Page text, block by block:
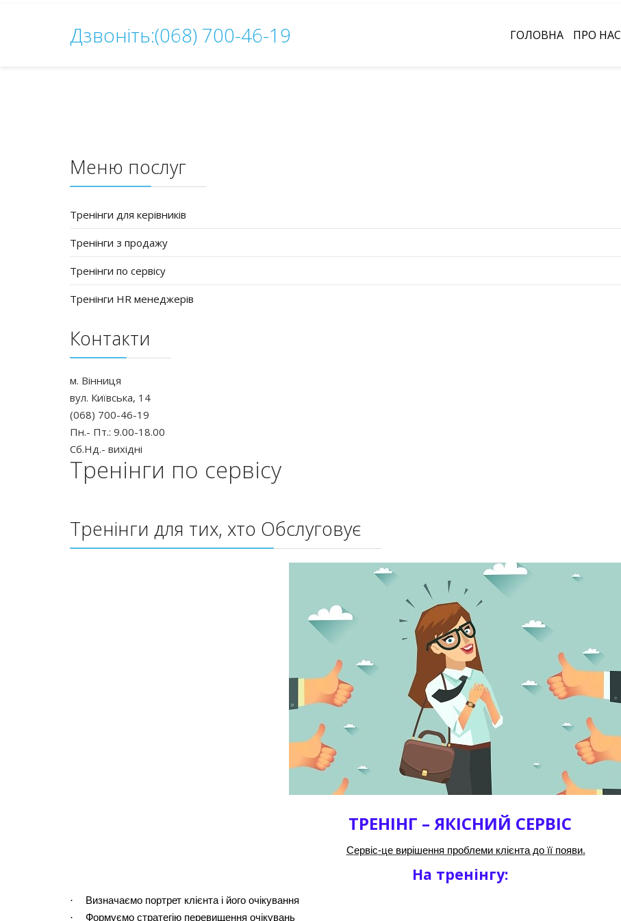
Дзвоніть:(068) 700-46-19 ГОЛОВНА ПРО НАС
Меню послуг
Тренінги для керівників
Тренінги з продажу
Тренінги по сервісу
Тренінги HR менеджерів
Контакти
м. Вінниця
вул. Київська, 14
(068) 700-46-19
Пн.- Пт.: 9.00-18.00
Сб.Нд.- вихідні
Тренінги по сервісу
Тренінги для тих, хто Обслуговує
ТРЕНІНГ – ЯКІСНИЙ СЕРВІС
Сервіс-це вирішення проблеми клієнта до її появи.
На тренінгу:
·
Визначаємо портрет клієнта і його очікування
·
Формуємо стратегію перевищення очікувань